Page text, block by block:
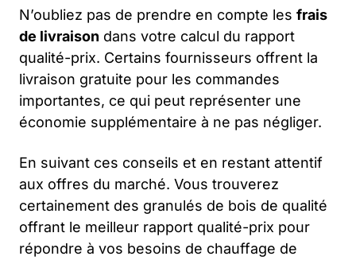
N’oubliez pas de prendre en compte les frais
de livraison dans votre calcul du rapport
qualité-prix. Certains fournisseurs offrent la
livraison gratuite pour les commandes
importantes, ce qui peut représenter une
économie supplémentaire à ne pas négliger.
En suivant ces conseils et en restant attentif
aux offres du marché. Vous trouverez
certainement des granulés de bois de qualité
offrant le meilleur rapport qualité-prix pour
répondre à vos besoins de chauffage de